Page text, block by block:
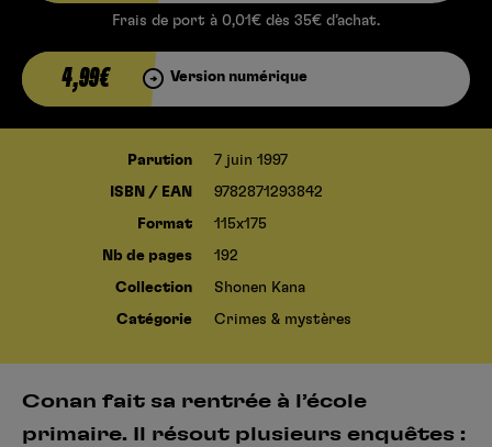
Frais de port à 0,01€ dès 35€ d’achat.
4,99€ Version numérique
Parution 7 juin 1997
ISBN / EAN 9782871293842
Format 115x175
Nb de pages 192
Collection Shonen Kana
Catégorie Crimes & mystères
Conan fait sa rentrée à l’école
primaire. Il résout plusieurs enquêtes :